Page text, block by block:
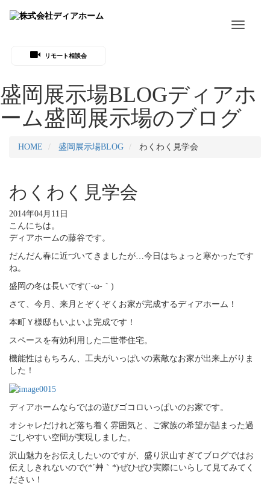
Toggle
リモート相談会
盛岡展示場BLOGディアホ
ーム盛岡展示場のブログ
HOME 盛岡展示場BLOG わくわく見学会
わくわく見学会
2014年04月11日
こんにちは。
ディアホームの藤谷です。
だんだん春に近づいてきましたが…今日はちょっと寒かったです
ね。
盛岡の冬は長いです(´-ω-｀)
さて、今月、来月とぞくぞくお家が完成するディアホーム！
本町Ｙ様邸もいよいよ完成です！
スペースを有効利用した二世帯住宅。
機能性はもちろん、工夫がいっぱいの素敵なお家が出来上がりま
した！
ディアホームならではの遊びゴコロいっぱいのお家です。
オシャレだけれど落ち着く雰囲気と、ご家族の希望が詰まった過
ごしやすい空間が実現しました。
沢山魅力をお伝えしたいのですが、盛り沢山すぎてブログではお
伝えしきれないので(*´艸｀*)ぜひぜひ実際にいらして見てみてく
ださい！